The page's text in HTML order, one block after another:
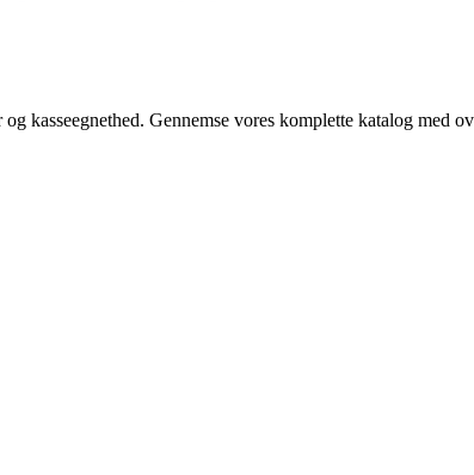
kasseegnethed. Gennemse vores komplette katalog med